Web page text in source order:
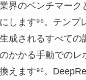
界のベンチマーク
します⁹⁶。テンプ
成されるすべての
かかる手動でのレ
えます⁹⁶。